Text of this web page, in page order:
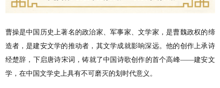
曹操是中国历史上著名的政治家、军事家、文学家，是曹魏政权的缔
造者，是建安文学的推动者，其文学成就影响深远。他的创作上承诗
经楚辞，下启唐诗宋词，铸就了中国诗歌创作的首个高峰——建安文
学，在中国文学史上具有不可磨灭的划时代意义。